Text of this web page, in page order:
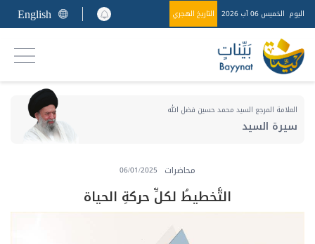
اليوم الخميس 06 آب 2026 التاريخ الهجري English
العلامة المرجع السيد محمد حسين فضل الله
سيرة السيد
محاضرات 06/01/2025
التَّخطيطُ لكلِّ حركةِ الحياة